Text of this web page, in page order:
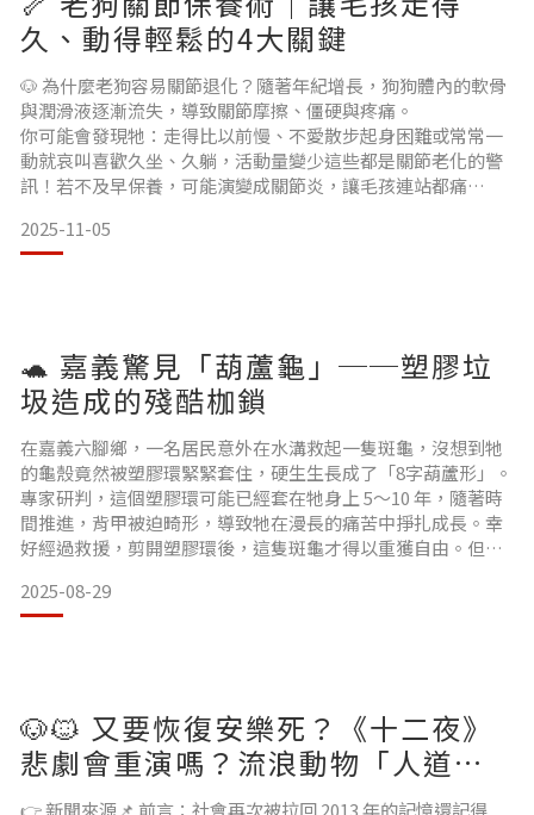
久、動得輕鬆的4大關鍵
🐶 為什麼老狗容易關節退化？隨著年紀增長，狗狗體內的軟骨
與潤滑液逐漸流失，導致關節摩擦、僵硬與疼痛。
你可能會發現牠：走得比以前慢、不愛散步起身困難或常常一
動就哀叫喜歡久坐、久躺，活動量變少這些都是關節老化的警
訊！若不及早保養，可能演變成關節炎，讓毛孩連站都痛
狗每多 1 公斤體重，關節承受的壓力就倍增！
👉 維持標準體態是保護關節的第一步。減少高熱量零食改成少
2025-11-05
🐢 嘉義驚見「葫蘆龜」──塑膠垃
圾造成的殘酷枷鎖
在嘉義六腳鄉，一名居民意外在水溝救起一隻斑龜，沒想到牠
的龜殼竟然被塑膠環緊緊套住，硬生生長成了「8字葫蘆形」。
專家研判，這個塑膠環可能已經套在牠身上 5～10 年，隨著時
間推進，背甲被迫畸形，導致牠在漫長的痛苦中掙扎成長。幸
好經過救援，剪開塑膠環後，這隻斑龜才得以重獲自由。但牠
一輩子的痛苦。 🌍 塑膠垃圾，動物的「慢性殺手」🥤 一個瓶
環：能讓烏龜畸形十年🛍 一個塑膠袋：海龜、海豚誤食後可能
2025-08-29
🐶🐱 又要恢復安樂死？《十二夜》
悲劇會重演嗎？流浪動物「人道安
樂死」爭議再起
👉 新聞來源📌 前言：社會再次被拉回 2013 年的記憶還記得